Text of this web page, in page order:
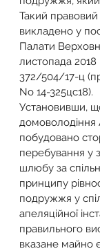
Такий
викладено у
Палати
листопада 2018
372/504/17-ц
No 14-325цс18).
Установивши,
побудовано
перебування у
шлюбу за
принципу
подружжя у
апеляційної
правильного
вказане майно